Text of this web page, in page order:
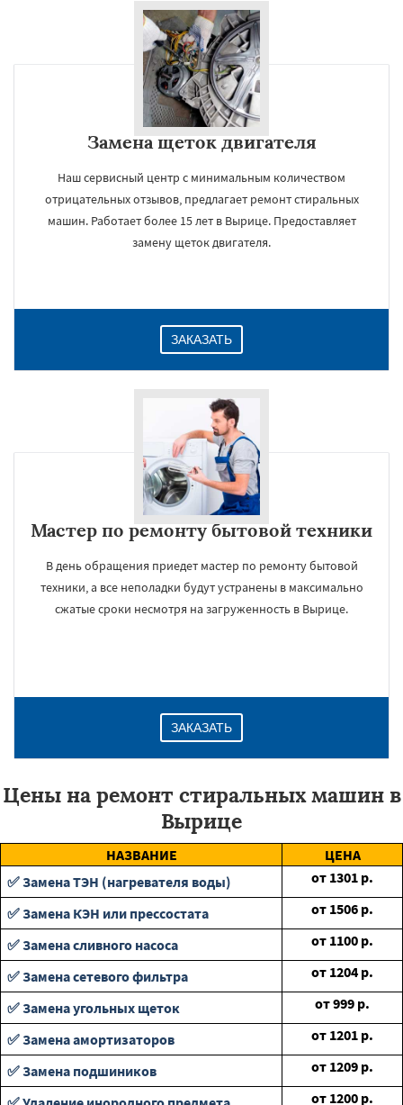
Замена щеток двигателя
Наш сервисный центр с минимальным количеством
отрицательных отзывов, предлагает ремонт стиральных
машин. Работает более 15 лет в Вырице. Предоставляет
замену щеток двигателя.
ЗАКАЗАТЬ
Мастер по ремонту бытовой техники
В день обращения приедет мастер по ремонту бытовой
техники, а все неполадки будут устранены в максимально
сжатые сроки несмотря на загруженность в Вырице.
ЗАКАЗАТЬ
Цены на ремонт стиральных машин в
Вырице
НАЗВАНИЕ
ЦЕНА
✅ Замена ТЭН (нагревателя воды)
от 1301 р.
✅ Замена КЭН или прессостата
от 1506 р.
✅ Замена сливного насоса
от 1100 р.
✅ Замена сетевого фильтра
от 1204 р.
✅ Замена угольных щеток
от999 р.
✅ Замена амортизаторов
от 1201 р.
✅ Замена подшиников
от 1209 р.
от 1200 р.